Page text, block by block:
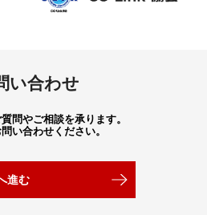
い合わせ
問やご相談を承ります。
い合わせください。
進む